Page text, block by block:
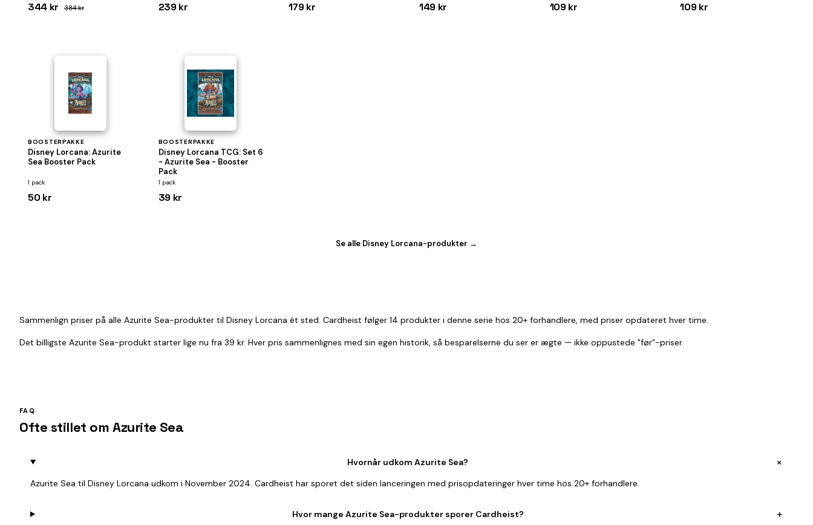
344 kr 384 kr 239 kr 179 kr 149 kr 109 kr 109 kr
BOOSTERPAKKE
Disney Lorcana: Azurite
Sea Booster Pack
1 pack
50 kr
BOOSTERPAKKE
Disney Lorcana TCG: Set 6
- Azurite Sea - Booster
Pack
1 pack
39 kr
Se alle Disney Lorcana-produkter →
Sammenlign priser på alle Azurite Sea-produkter til Disney Lorcana ét sted. Cardheist følger 14 produkter i denne serie hos 20+ forhandlere, med priser opdateret hver time.
Det billigste Azurite Sea-produkt starter lige nu fra 39 kr. Hver pris sammenlignes med sin egen historik, så besparelserne du ser er ægte — ikke oppustede "før"-priser.
FAQ
Ofte stillet om Azurite Sea
Hvornår udkom Azurite Sea? +
Azurite Sea til Disney Lorcana udkom i November 2024. Cardheist har sporet det siden lanceringen med prisopdateringer hver time hos 20+ forhandlere.
Hvor mange Azurite Sea-produkter sporer Cardheist? +